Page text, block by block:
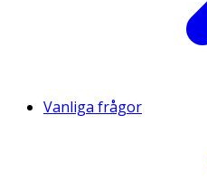
Vanliga frågor